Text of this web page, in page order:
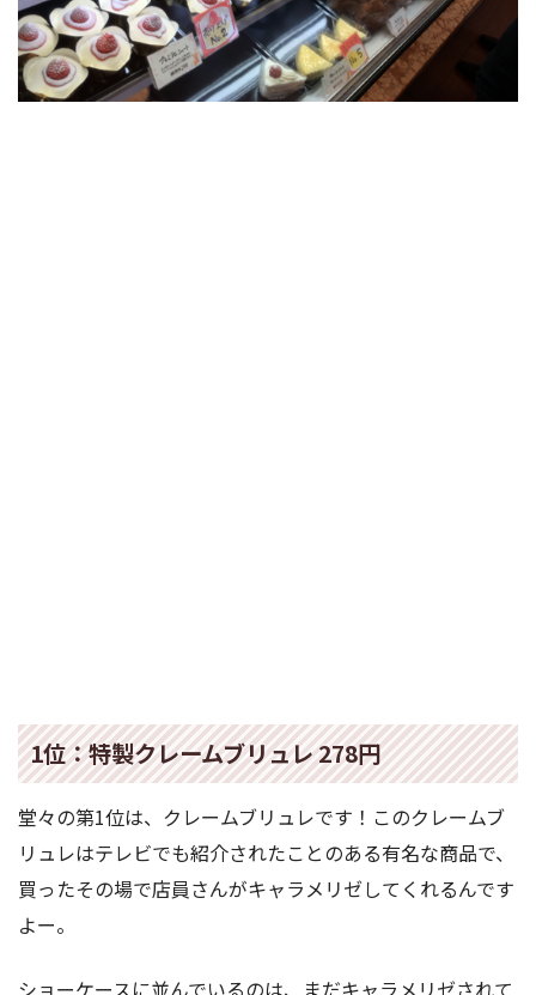
1位：特製クレームブリュレ 278円
堂々の第1位は、クレームブリュレです！このクレームブ
リュレはテレビでも紹介されたことのある有名な商品で、
買ったその場で店員さんがキャラメリゼしてくれるんです
よー。
ショーケースに並んでいるのは、まだキャラメリゼされて